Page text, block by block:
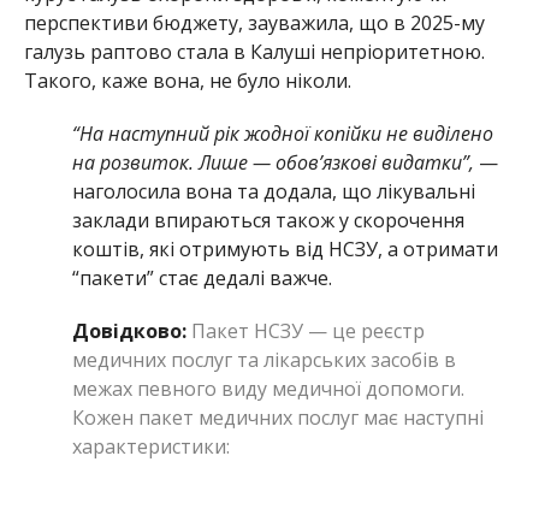
перспективи бюджету, зауважила, що в 2025-му
галузь раптово стала в Калуші непріоритетною.
Такого, каже вона, не було ніколи.
“На наступний рік жодної копійки не виділено
на розвиток. Лише — обов’язкові видатки”, —
наголосила вона та додала, що лікувальні
заклади впираються також у скорочення
коштів, які отримують від НСЗУ, а отримати
“пакети” стає дедалі важче.
Довідково: Пакет НСЗУ — це реєстр
медичних послуг та лікарських засобів в
межах певного виду медичної допомоги.
Кожен пакет медичних послуг має наступні
характеристики: